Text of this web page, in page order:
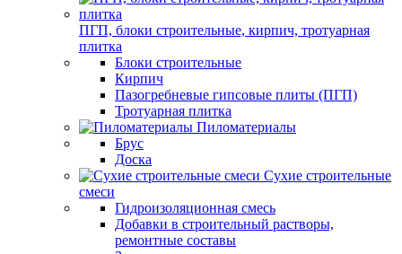
ПГП, блоки строительные, кирпич, тротуарная
плитка
Блоки строительные
Кирпич
Пазогребневые гипсовые плиты (ПГП)
Тротуарная плитка
Пиломатериалы
Брус
Доска
Сухие строительные
смеси
Гидроизоляционная смесь
Добавки в строительный растворы,
ремонтные составы